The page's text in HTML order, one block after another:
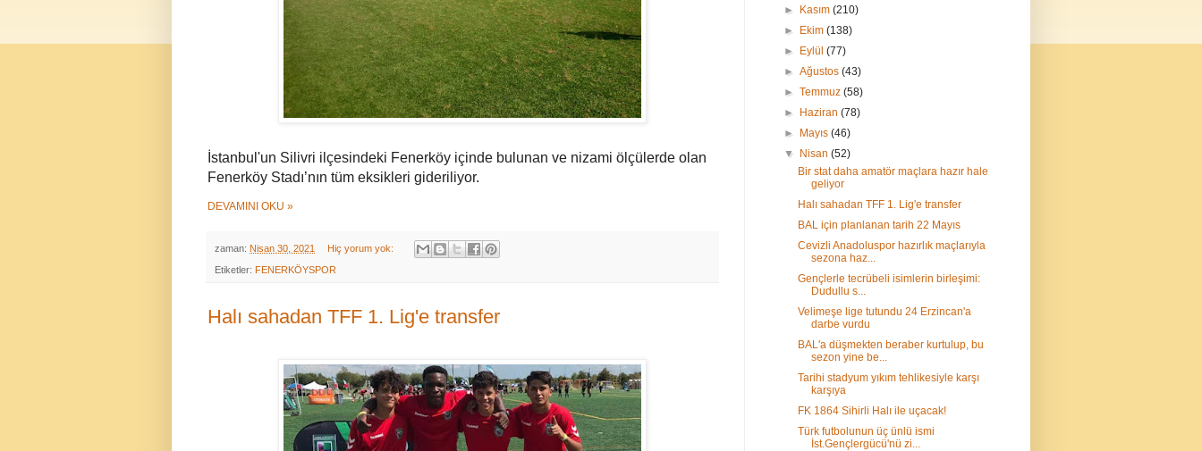
İstanbul'un Silivri ilçesindeki Fenerköy içinde bulunan ve nizami ölçülerde olan
Fenerköy Stadı’nın tüm eksikleri gideriliyor.
DEVAMINI OKU »
zaman: Nisan 30, 2021 Hiç yorum yok:
Etiketler: FENERKÖYSPOR
Halı sahadan TFF 1. Lig'e transfer
►
Kasım(210)
►
Ekim(138)
►
Eylül(77)
►Ağustos(43)
►Temmuz(58)
►
Haziran(78)
►
Mayıs(46)
▼
Nisan(52)
Bir stat daha amatör maçlara hazır hale
geliyor
Halı sahadan TFF 1. Lig'e transfer
BAL için planlanan tarih 22 Mayıs
Cevizli Anadoluspor hazırlık maçlarıyla
sezona haz...
Gençlerle tecrübeli isimlerin birleşimi:
Dudullu s...
Velimeşe lige tutundu 24 Erzincan'a
darbe vurdu
BAL'a düşmekten beraber kurtulup, bu
sezon yine be...
Tarihi stadyum yıkım tehlikesiyle karşı
karşıya
FK 1864 Sihirli Halı ile uçacak!
Türk futbolunun üç ünlü ismi
İst.Gençlergücü'nü zi...